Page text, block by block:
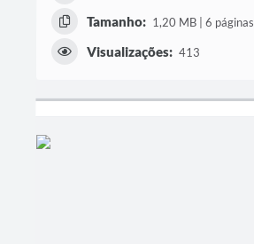
Tamanho: 1,20 MB | 6 páginas
Visualizações: 413